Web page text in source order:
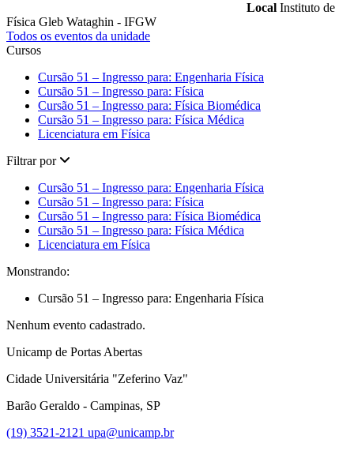
Local Instituto de
Física Gleb Wataghin - IFGW
Todos os eventos da unidade
Cursos
Cursão 51 – Ingresso para: Engenharia Física
Cursão 51 – Ingresso para: Física
Cursão 51 – Ingresso para: Física Biomédica
Cursão 51 – Ingresso para: Física Médica
Licenciatura em Física
Filtrar por
Cursão 51 – Ingresso para: Engenharia Física
Cursão 51 – Ingresso para: Física
Cursão 51 – Ingresso para: Física Biomédica
Cursão 51 – Ingresso para: Física Médica
Licenciatura em Física
Monstrando:
Cursão 51 – Ingresso para: Engenharia Física
Nenhum evento cadastrado.
Unicamp de Portas Abertas
Cidade Universitária "Zeferino Vaz"
Barão Geraldo - Campinas, SP
(19) 3521-2121 upa@unicamp.br